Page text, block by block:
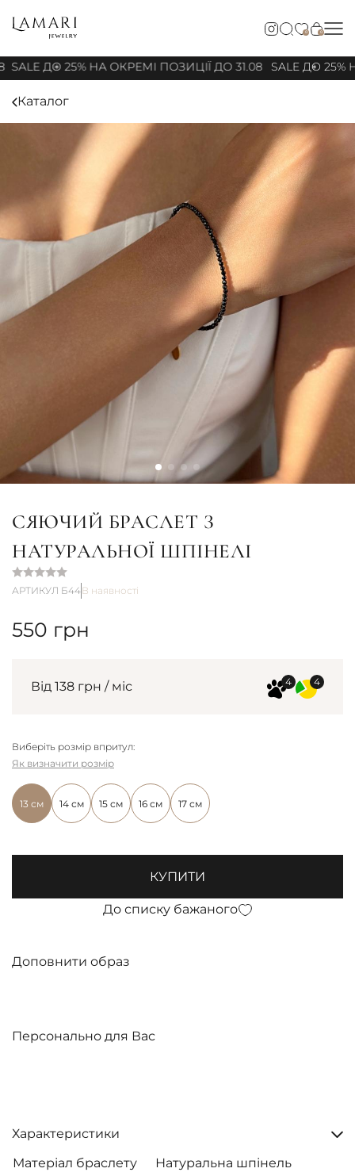
0 0
SALE ДО 25% НА ОКРЕМІ ПОЗИЦІЇ ДО 31.08 SALE ДО 25%
Каталог
СЯЮЧИЙ БРАСЛЕТ З
НАТУРАЛЬНОЇ ШПІНЕЛІ
АРТИКУЛ Б44В наявності
550 грн
Від 138 грн / міс
Виберіть розмір впритул:
13 см 14 см 15 см 16 см 17 см
Як визначити розмір
КУПИТИ
До списку бажаного
Доповнити образ
Персонально для Вас
Характеристики
Матеріал браслету
Натуральна шпінель